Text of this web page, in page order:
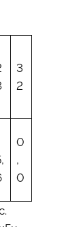
3
2
0
,
0